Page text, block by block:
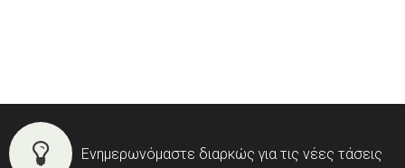
Ενημερωνόμαστε διαρκώς για τις νέες τάσεις